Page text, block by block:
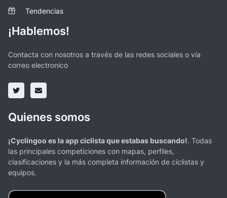
Tendencias
¡Hablemos!
Contacta con nosotros a través de las redes sociales o vía
correo electronico
Quienes somos
¡Cyclingoo es la app ciclista que estabas buscando!. Todas
las principales competiciones con mapas, perfiles,
clasificaciones y la más completa información de ciclistas y
equipos.